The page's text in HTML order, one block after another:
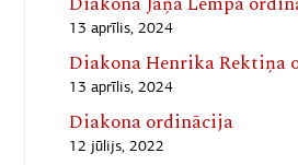
13 aprīlis, 2024
Diakona Henrika Rektiņa
13 aprīlis, 2024
Diakona ordinācija
12 jūlijs, 2022